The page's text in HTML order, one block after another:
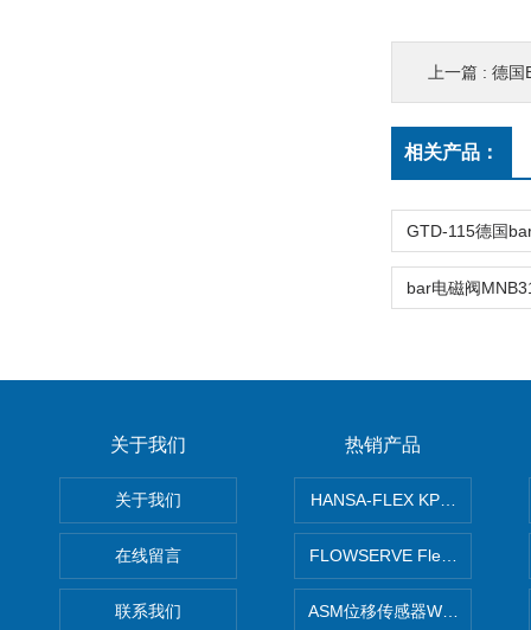
上一篇 : 德国
相关产品：
关于我们
关于我们
在线留言
联系我们
热销产品
HANSA-FLEX KP100P紧凑
FLOWSERVE Flex Wedge闸
ASM位移传感器WS10-750